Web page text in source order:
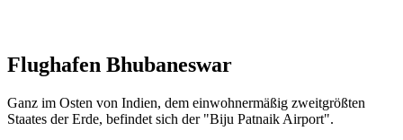
Flughafen Bhubaneswar
Ganz im Osten von Indien, dem einwohnermäßig zweitgrößten
Staates der Erde, befindet sich der "Biju Patnaik Airport".